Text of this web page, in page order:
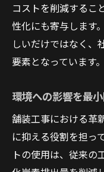
コストを削減するこ
性化にも寄与します
しいだけではなく、
要素となっています。
環境への影響を最
舗装工事における革
に抑える役割を担っ
トの使用は、従来の